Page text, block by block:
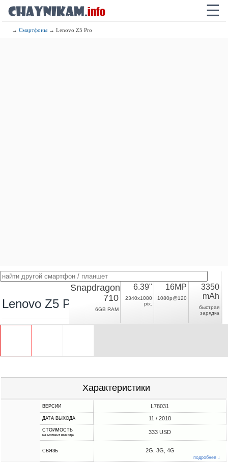
☰
→Смартфоны → Lenovo Z5 Pro
Lenovo Z5 Pro
Snapdragon
710
6GB RAM
6.39"
2340x1080
pix.
16MP
1080p@120
3350
mAh
быстрая
зарядка
Характеристики
ВЕРСИИ L78031
ДАТА ВЫХОДА 11 / 2018
СТОИМОСТЬ
на момент выхода 333 USD
СВЯЗЬ 2G, 3G, 4G
подробнее ↓